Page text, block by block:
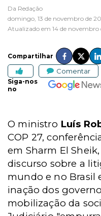
Da Redação
domingo, 13 de novembro de
Atualizado em 14 de novembro
Compartilhar
Comentar
Siga-nos
no
O ministro Luís
COP 27,
em Sharm El Sheik,
discurso sobre a
mundo e no Brasil
inação dos
mobilização da